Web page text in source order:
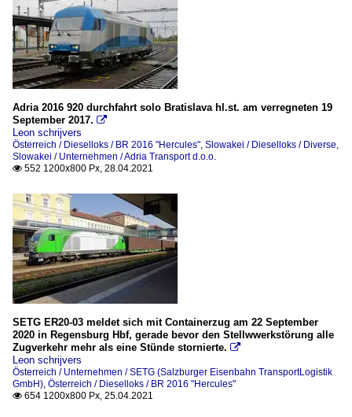
Adria 2016 920 durchfahrt solo Bratislava hl.st. am verregneten 19
September 2017. 
Leon schrijvers
Österreich / Dieselloks / BR 2016 "Hercules", Slowakei / Dieselloks / Diverse,
Slowakei / Unternehmen / Adria Transport d.o.o.
 552 1200x800 Px, 28.04.2021
SETG ER20-03 meldet sich mit Containerzug am 22 September
2020 in Regensburg Hbf, gerade bevor den Stellwwerkstörung alle
Zugverkehr mehr als eine Stünde stornierte. 
Leon schrijvers
Österreich / Unternehmen / SETG (Salzburger Eisenbahn TransportLogistik
GmbH), Österreich / Dieselloks / BR 2016 "Hercules"
 654 1200x800 Px, 25.04.2021